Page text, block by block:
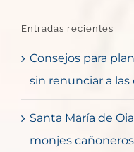
Entradas recientes
Consejos para
sin renunciar a
Santa María de
monjes cañoneros